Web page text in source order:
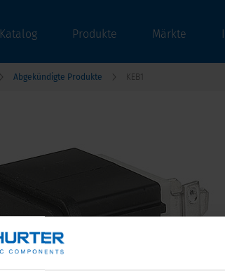
Katalog Produkte Märkte
Abgekündigte Produkte KEB1